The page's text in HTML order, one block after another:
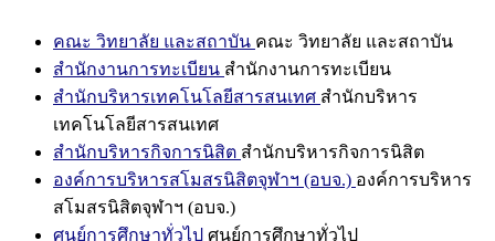
คณะ วิทยาลัย และสถาบัน คณะ วิทยาลัย และสถาบัน
สำนักงานการทะเบียน สำนักงานการทะเบียน
สำนักบริหารเทคโนโลยีสารสนเทศ สำนักบริหาร
เทคโนโลยีสารสนเทศ
สำนักบริหารกิจการนิสิต สำนักบริหารกิจการนิสิต
องค์การบริหารสโมสรนิสิตจุฬาฯ (อบจ.) องค์การบริหาร
สโมสรนิสิตจุฬาฯ (อบจ.)
ศูนย์การศึกษาทั่วไป ศูนย์การศึกษาทั่วไป